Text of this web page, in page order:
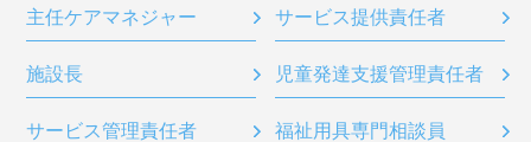
主任ケアマネジャー サービス提供責任者
施設長 児童発達支援管理責任者
サービス管理責任者 福祉用具専門相談員